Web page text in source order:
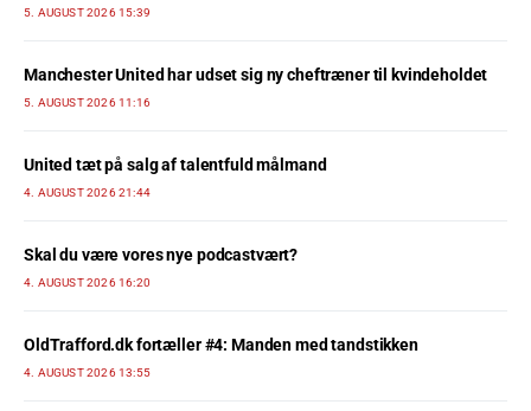
5. AUGUST 2026 15:39
Manchester United har udset sig ny cheftræner til kvindeholdet
5. AUGUST 2026 11:16
United tæt på salg af talentfuld målmand
4. AUGUST 2026 21:44
Skal du være vores nye podcastvært?
4. AUGUST 2026 16:20
OldTrafford.dk fortæller #4: Manden med tandstikken
4. AUGUST 2026 13:55